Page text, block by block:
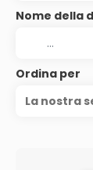
Nome della
Ordina per
La nostra